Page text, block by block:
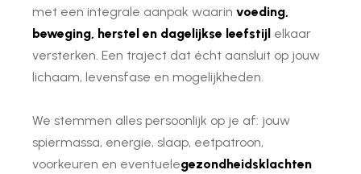
met een integrale aanpak waarin voeding,
beweging, herstel en dagelijkse leefstijl elkaar
versterken. Een traject dat écht aansluit op jouw
lichaam, levensfase en mogelijkheden.
We stemmen alles persoonlijk op je af: jouw
spiermassa, energie, slaap, eetpatroon,
voorkeuren en eventuelegezondheidsklachten